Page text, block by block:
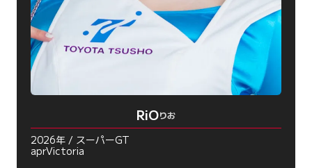
RiOりお
2026年 / スーパーGT
aprVictoria